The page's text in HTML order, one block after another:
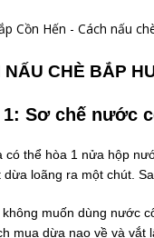
NẤU CHÈ BẮP
Sơ chế nước
có thể hòa 1 nửa hộp
dừa loãng ra một chút.
không muốn dùng nước
mua dừa nạo về và vắt